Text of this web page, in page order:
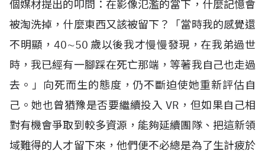
個媒材提出的叩問：在影像氾濫的當下，什麼記憶會
被淘洗掉，什麼東西又該被留下？「當時我的感覺還
不明顯， 40∼50 歲以後我才慢慢發現，在我弟過世
時，我已經有一腳踩在死亡那端，等著我自己也走過
去。」向死而生的態度，仍不斷迫使她重新評估自
己。她也曾猶豫是否要繼續投入 VR ，但如果自己相
對有機會爭取到較多資源，能夠延續團隊、把這新領
域難得的人才留下來，他們便不必總是為了生計疲於